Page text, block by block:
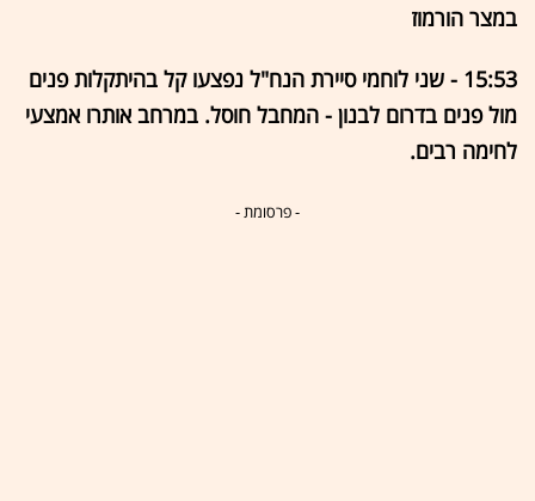
במצר הורמוז
15:53 - שני לוחמי סיירת הנח"ל נפצעו קל בהיתקלות פנים
מול פנים בדרום לבנון - המחבל חוסל. במרחב אותרו אמצעי
לחימה רבים.
- פרסומת -